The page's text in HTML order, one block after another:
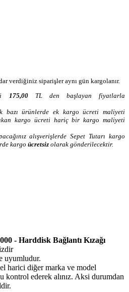
verdiğiniz siparişler aynı gün kargolanır.
175,00 TLden başlayan fiyatlarla
bazı ürünlerde ek kargo ücreti maliyeti
kargo ücreti hariç bir kargo maliyeti
alışverişlerde Sepet Tutarı kargo
kargo ücretsiz olarak gönderilecektir.
- Harddisk Bağlantı Kızağı
uyumludur.
harici diğer marka ve model
kontrol ederek alınız. Aksi durumdan